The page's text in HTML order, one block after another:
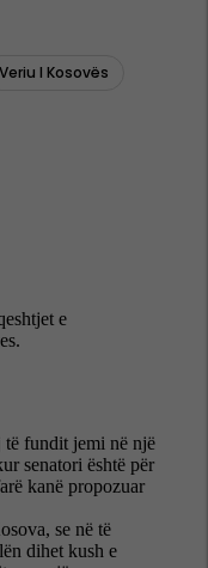
Veriu I Kosovës